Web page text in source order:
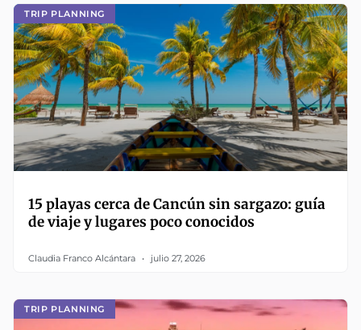
TRIP PLANNING
15 playas cerca de Cancún sin sargazo: guía
de viaje y lugares poco conocidos
Claudia Franco Alcántara julio 27, 2026
TRIP PLANNING